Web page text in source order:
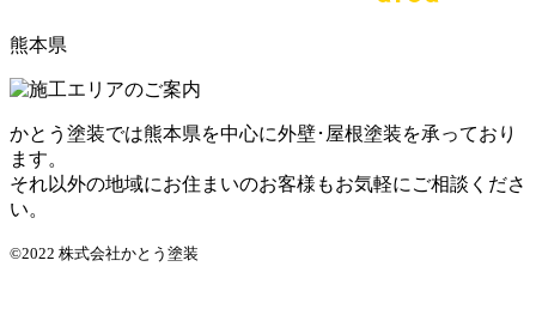
熊本県
かとう塗装では熊本県を中心に外壁･屋根塗装を承っており
ます。
それ以外の地域にお住まいのお客様もお気軽にご相談くださ
い。
©2022 株式会社かとう塗装